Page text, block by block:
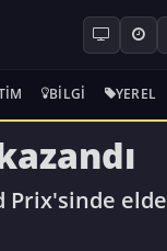
BILGI YEREL
Prix'sinde elde